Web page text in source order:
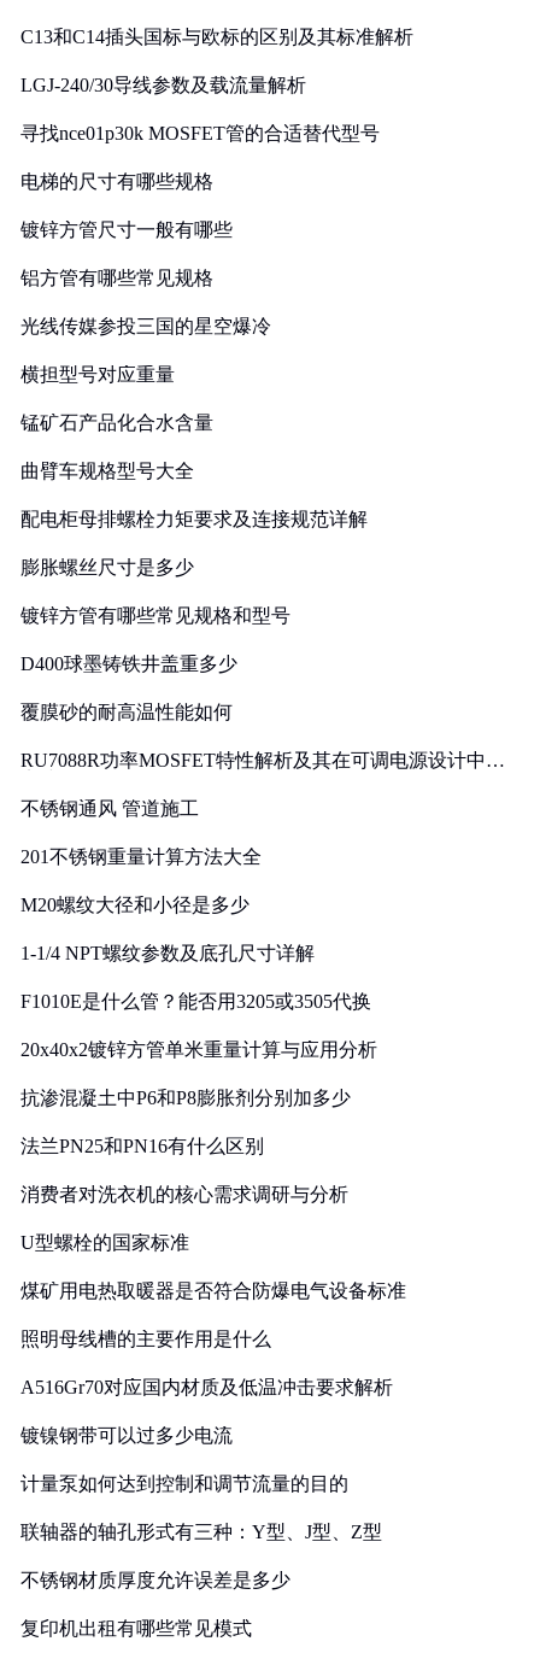
C13和C14插头国标与欧标的区别及其标准解析
LGJ-240/30导线参数及载流量解析
寻找nce01p30k MOSFET管的合适替代型号
电梯的尺寸有哪些规格
镀锌方管尺寸一般有哪些
铝方管有哪些常见规格
光线传媒参投三国的星空爆冷
横担型号对应重量
锰矿石产品化合水含量
曲臂车规格型号大全
配电柜母排螺栓力矩要求及连接规范详解
膨胀螺丝尺寸是多少
镀锌方管有哪些常见规格和型号
D400球墨铸铁井盖重多少
覆膜砂的耐高温性能如何
RU7088R功率MOSFET特性解析及其在可调电源设计中的
不锈钢通风 管道施工
201不锈钢重量计算方法大全
M20螺纹大径和小径是多少
1-1/4 NPT螺纹参数及底孔尺寸详解
F1010E是什么管？能否用3205或3505代换
20x40x2镀锌方管单米重量计算与应用分析
抗渗混凝土中P6和P8膨胀剂分别加多少
法兰PN25和PN16有什么区别
消费者对洗衣机的核心需求调研与分析
U型螺栓的国家标准
煤矿用电热取暖器是否符合防爆电气设备标准
照明母线槽的主要作用是什么
A516Gr70对应国内材质及低温冲击要求解析
镀镍钢带可以过多少电流
计量泵如何达到控制和调节流量的目的
联轴器的轴孔形式有三种：Y型、J型、Z型
不锈钢材质厚度允许误差是多少
复印机出租有哪些常见模式